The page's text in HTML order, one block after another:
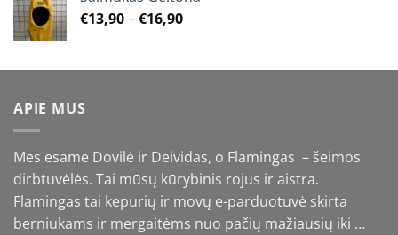
€13,90–€16,90Price
through
APIE MUS
Mes esame Dovilė ir Deividas, o Flamingas – šeimos
dirbtuvėlės. Tai mūsų kūrybinis rojus ir aistra.
Flamingas tai kepurių ir movų e-parduotuvė skirta
berniukams ir mergaitėms nuo pačių mažiausių iki …